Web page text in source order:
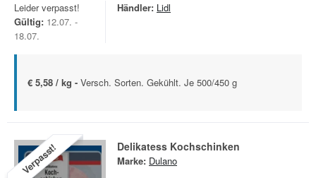
Leider verpasst!
Gültig: 12.07. -
18.07.
Händler: Lidl
€ 5,58 / kg - Versch. Sorten. Gekühlt. Je 500/450 g
Verpasst! Delikatess Kochschinken
Marke: Dulano